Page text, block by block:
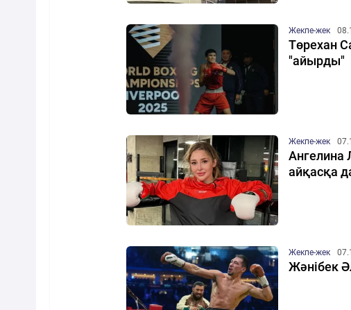
Жекпе-жек
Төрехан
"айырды"
Жекпе-жек
Ангелина
айқасқа
Жекпе-жек
Жәнібек